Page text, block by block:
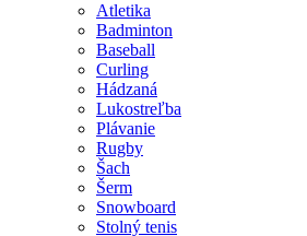
Atletika
Badminton
Baseball
Curling
Hádzaná
Lukostreľba
Plávanie
Rugby
Šach
Šerm
Snowboard
Stolný tenis